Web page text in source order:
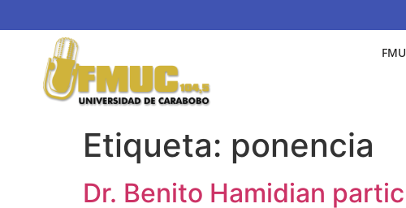
Etiqueta: ponencia
Dr. Benito Hamidian